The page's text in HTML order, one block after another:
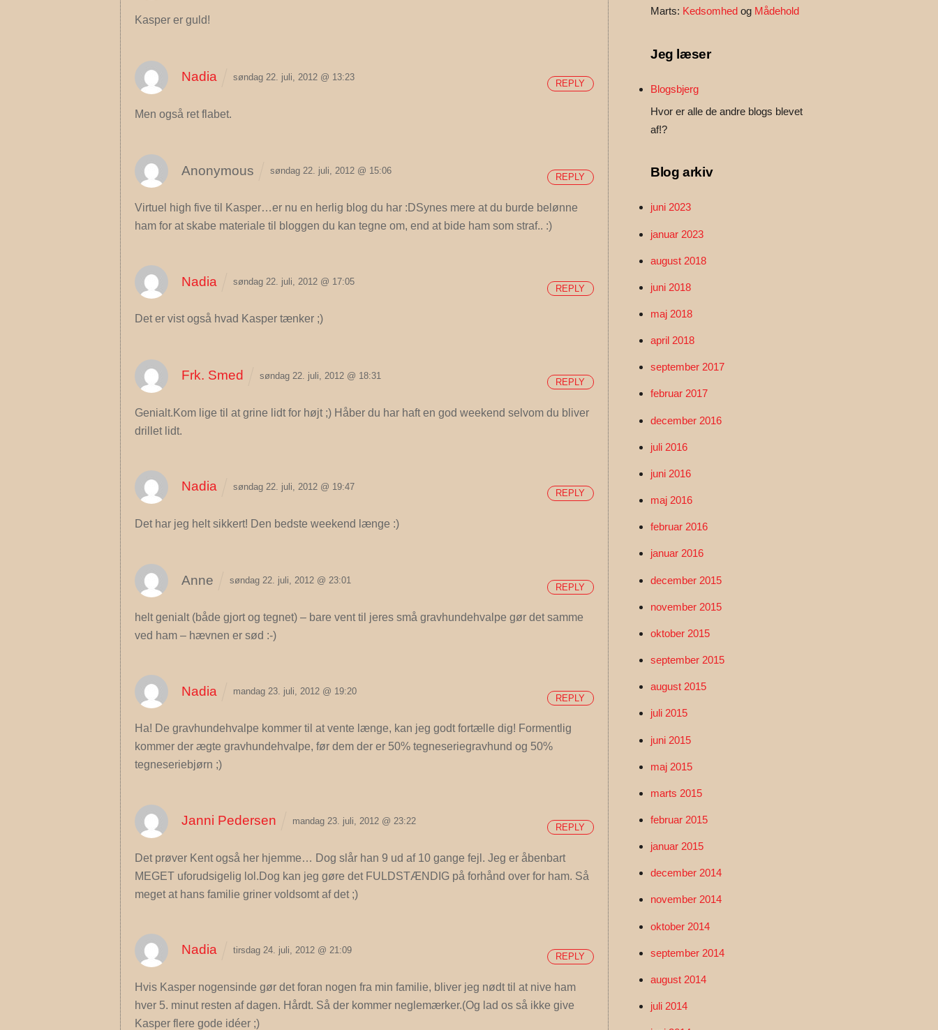
Kasper er guld!
Nadia søndag 22. juli, 2012 @ 13:23
Men også ret flabet.
REPLY
Anonymous søndag 22. juli, 2012 @ 15:06
Virtuel high five til Kasper…er nu en herlig blog du har :DSynes mere at du burde belønne
ham for at skabe materiale til bloggen du kan tegne om, end at bide ham som straf.. :)
REPLY
Nadia søndag 22. juli, 2012 @ 17:05
Det er vist også hvad Kasper tænker ;)
REPLY
Frk. Smed søndag 22. juli, 2012 @ 18:31
Genialt.Kom lige til at grine lidt for højt ;) Håber du har haft en god weekend selvom du bliver
drillet lidt.
REPLY
Nadia søndag 22. juli, 2012 @ 19:47
Det har jeg helt sikkert! Den bedste weekend længe :)
REPLY
Anne søndag 22. juli, 2012 @ 23:01
helt genialt (både gjort og tegnet) – bare vent til jeres små gravhundehvalpe gør det samme
ved ham – hævnen er sød :-)
REPLY
Nadia mandag 23. juli, 2012 @ 19:20
Ha! De gravhundehvalpe kommer til at vente længe, kan jeg godt fortælle dig! Formentlig
kommer der ægte gravhundehvalpe, før dem der er 50% tegneseriegravhund og 50%
tegneseriebjørn ;)
REPLY
Janni Pedersen mandag 23. juli, 2012 @ 23:22
Det prøver Kent også her hjemme… Dog slår han 9 ud af 10 gange fejl. Jeg er åbenbart
MEGET uforudsigelig lol.Dog kan jeg gøre det FULDSTÆNDIG på forhånd over for ham. Så
meget at hans familie griner voldsomt af det ;)
REPLY
Nadia tirsdag 24. juli, 2012 @ 21:09
Hvis Kasper nogensinde gør det foran nogen fra min familie, bliver jeg nødt til at nive ham
hver 5. minut resten af dagen. Hårdt. Så der kommer neglemærker.(Og lad os så ikke give
Kasper flere gode idéer ;)
REPLY
Marts: Kedsomhed og Mådehold
Jeg læser
Blogsbjerg
Hvor er alle de andre blogs blevet
af!?
Blog arkiv
juni 2023
januar 2023
august 2018
juni 2018
maj 2018
april 2018
september 2017
februar 2017
december 2016
juli 2016
juni 2016
maj 2016
februar 2016
januar 2016
december 2015
november 2015
oktober 2015
september 2015
august 2015
juli 2015
juni 2015
maj 2015
marts 2015
februar 2015
januar 2015
december 2014
november 2014
oktober 2014
september 2014
august 2014
juli 2014